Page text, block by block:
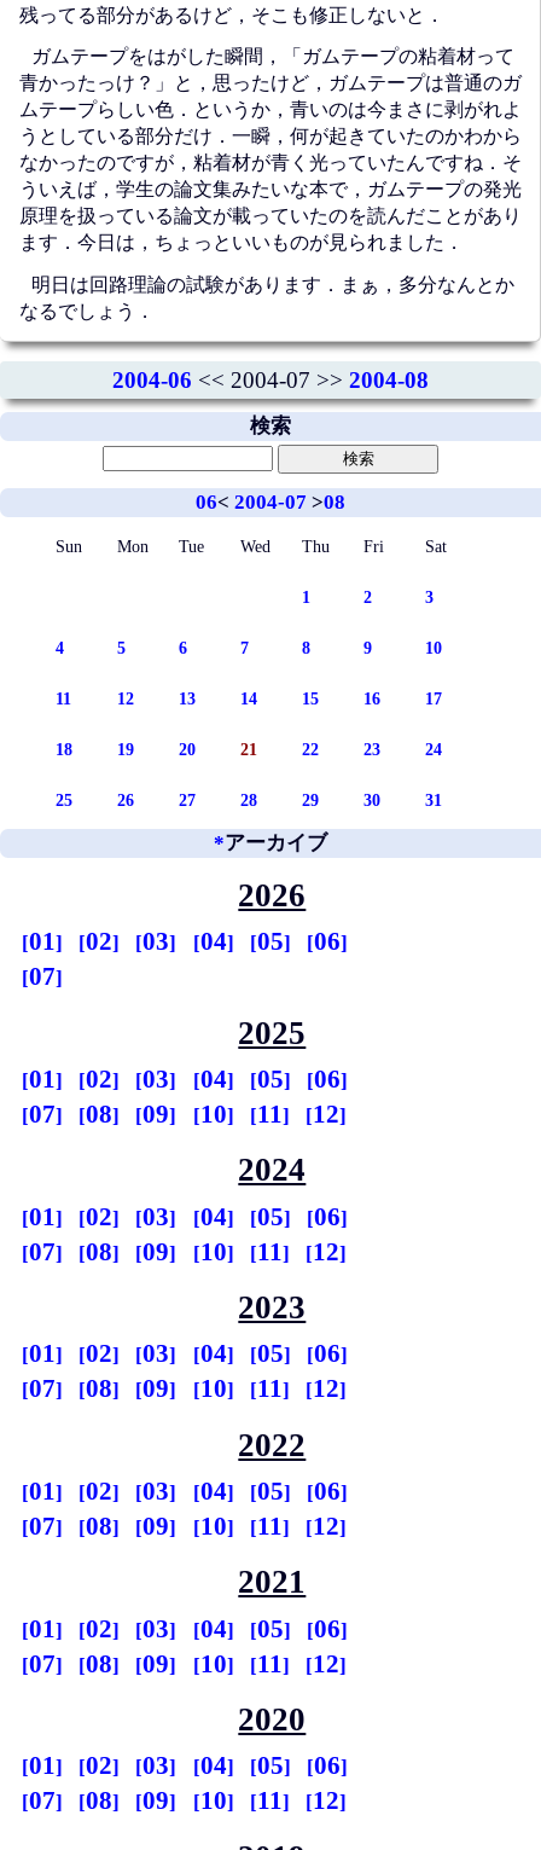
残ってる部分があるけど，そこも修正しないと．
ガムテープをはがした瞬間，「ガムテープの粘着材って
青かったっけ？」と，思ったけど，ガムテープは普通のガ
ムテープらしい色．というか，青いのは今まさに剥がれよ
うとしている部分だけ．一瞬，何が起きていたのかわから
なかったのですが，粘着材が青く光っていたんですね．そ
ういえば，学生の論文集みたいな本で，ガムテープの発光
原理を扱っている論文が載っていたのを読んだことがあり
ます．今日は，ちょっといいものが見られました．
明日は回路理論の試験があります．まぁ，多分なんとか
なるでしょう．
2004-06 << 2004-07 >> 2004-08
検索
06< 2004-07 >08
Sun Mon Tue Wed Thu Fri Sat
1 2 3
4 5 6 7 8 9 10
11 12 13 14 15 16 17
18 19 20 21 22 23 24
25 26 27 28 29 30 31
*アーカイブ
2026
01 02 03 04 05
06
07
2025
01 02 03 04 05
06
07
08 09 10 11 12
2024
01 02 03 04 05
06
07
08 09 10 11 12
2023
01 02 03 04 05
06
07
08 09 10 11 12
2022
01 02 03 04 05
06
07
08 09 10 11 12
2021
01 02 03 04 05
06
07
08 09 10 11 12
2020
01 02 03 04 05
06
07
08 09 10 11 12